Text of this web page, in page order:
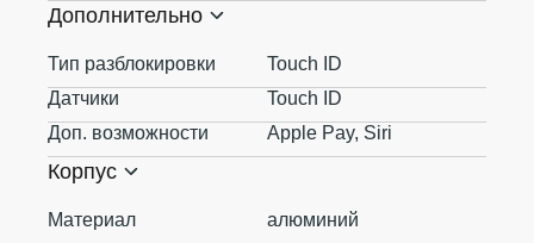
Дополнительно
Тип разблокировки
Touch ID
Датчики
Touch ID
Доп. возможности
Apple Pay, Siri
Корпус
Материал
алюминий